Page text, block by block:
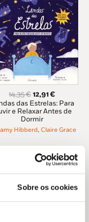
Sobre os cookies
14,35€ O
preço
original
era:
14,35 €.
12,91€O
preço
atual
12,91 €.
das Estrelas: Para
e Relaxar Antes de
Dormir
Hibberd, Claire Grace